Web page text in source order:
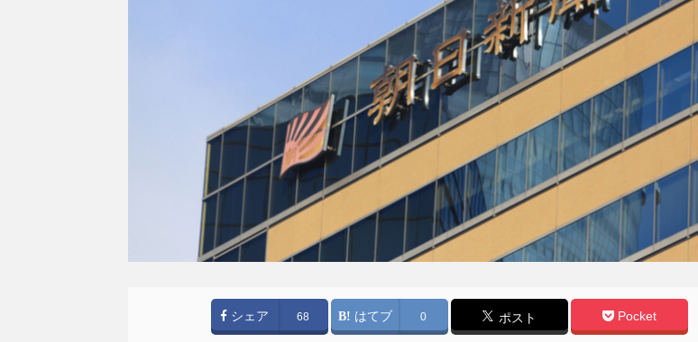
シェア 68 はてブ 0 ポスト Pocket